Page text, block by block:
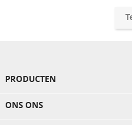
PRODUCTEN
ONS ONS